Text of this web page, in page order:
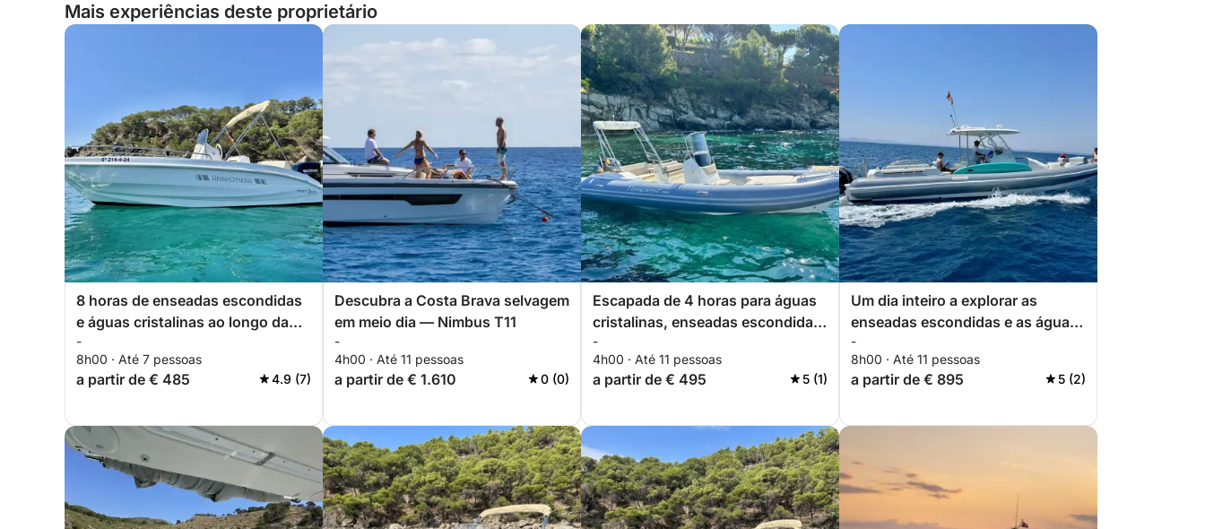
Mais experiências deste proprietário
8 horas de enseadas escondidas
e águas cristalinas ao longo da
selvagem Costa Brava.
-
8h00 · Até 7 pessoas
a partir de € 485 4.9 (7)
Descubra a Costa Brava selvagem
em meio dia — Nimbus T11
-
4h00 · Até 11 pessoas
a partir de € 1.610 0 (0)
Escapada de 4 horas para águas
cristalinas, enseadas escondidas
e emoções costeiras.
-
4h00 · Até 11 pessoas
a partir de € 495 5 (1)
Um dia inteiro a explorar as
enseadas escondidas e as águas
cristalinas da Costa Brava.
-
8h00 · Até 11 pessoas
a partir de € 895 5 (2)